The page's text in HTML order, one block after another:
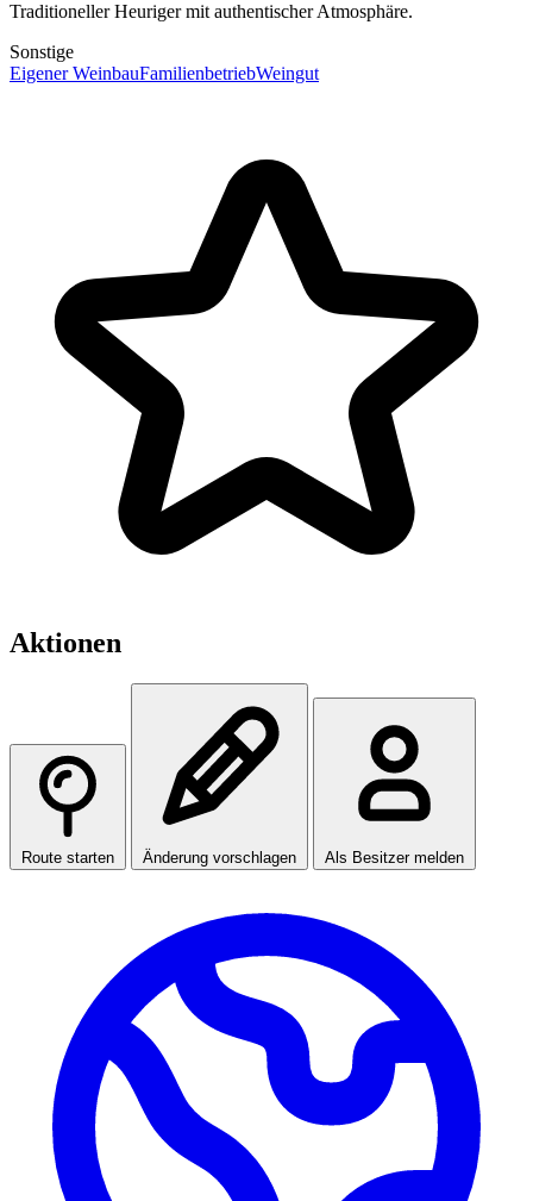
Traditioneller Heuriger mit authentischer Atmosphäre.
Sonstige
Eigener WeinbauFamilienbetriebWeingut
Aktionen
Route starten Änderung vorschlagen Als Besitzer melden